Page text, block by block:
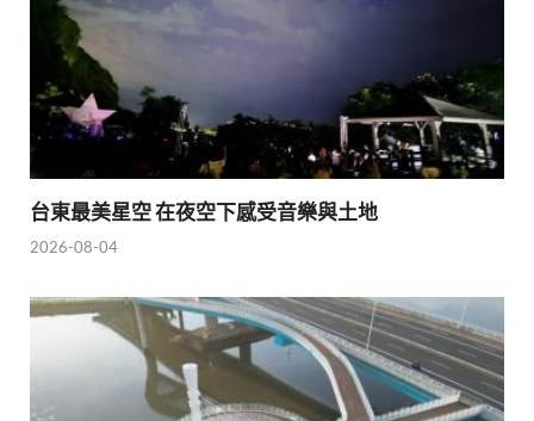
台東最美星空 在夜空下感受音樂與土地
2026-08-04